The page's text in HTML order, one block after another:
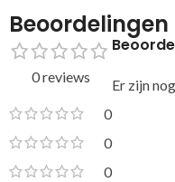
Beoordelingen
0 reviews
0
0
0
Er zijn